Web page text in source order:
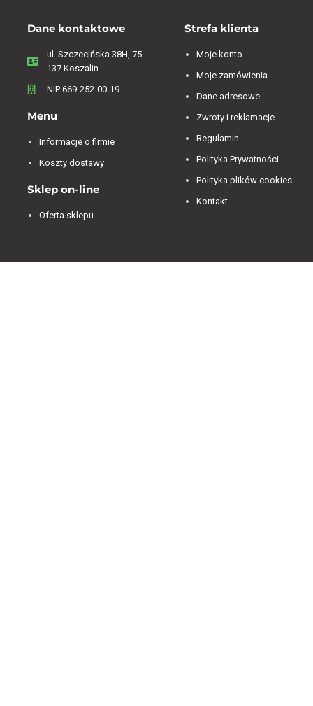
Dane kontaktowe
ul. Szczecińska 38H, 75-
137 Koszalin
NIP 669-252-00-19
Menu
Informacje o firmie
Koszty dostawy
Sklep on-line
Oferta sklepu
Strefa klienta
Moje konto
Moje zamówienia
Dane adresowe
Zwroty i reklamacje
Regulamin
Polityka Prywatności
Polityka plików cookies
Kontakt